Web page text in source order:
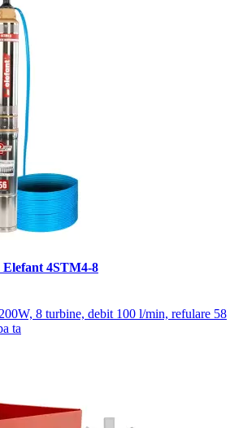
Elefant 4STM4-8
8 turbine, debit 100 l/min, refulare 58
ta